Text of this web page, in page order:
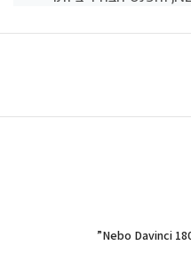
ביותר שלנו,
המוחלט מהציוד